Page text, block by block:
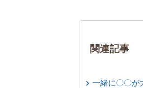
関連記事
一緒に〇〇が